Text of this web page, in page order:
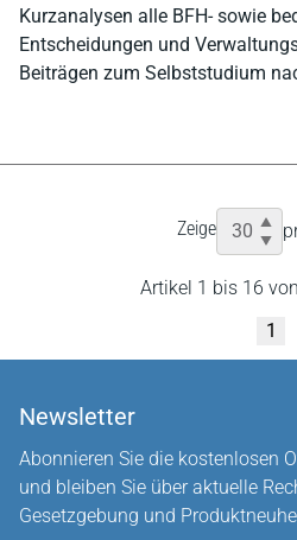
Kurzanalysen alle BFH- sowie
Entscheidungen und
Beiträgen zum Selbststudium
Zeige
Artikel 1 bis 16
1
Newsletter
Abonnieren Sie die kostenlosen
und bleiben Sie über aktuelle
Gesetzgebung und